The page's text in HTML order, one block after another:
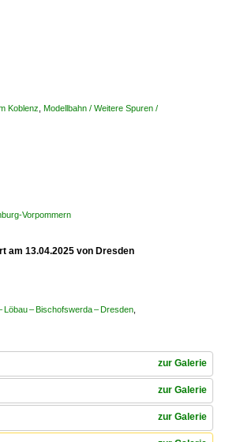
Koblenz Modellbahn / Weitere Spuren /
Vorpommern
am 13.04.2025 von Dresden
– Bischofswerda – Dresden
zur Galerie
zur Galerie
zur Galerie